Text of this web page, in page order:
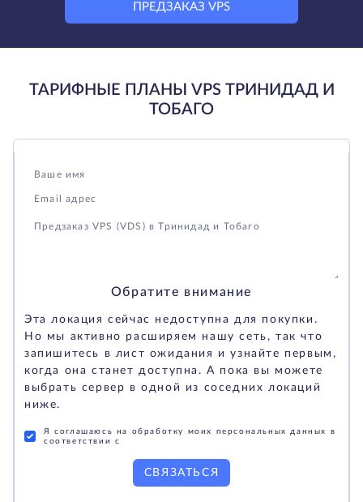
ПРЕДЗАКАЗ VPS
ТАРИФНЫЕ ПЛАНЫ VPS ТРИНИДАД И
ТОБАГО
Обратите внимание
Эта локация сейчас недоступна для покупки.
Но мы активно расширяем нашу сеть, так что
запишитесь в лист ожидания и узнайте первым,
когда она станет доступна. А пока вы можете
выбрать сервер в одной из соседних локаций
ниже.
Я соглашаюсь на обработку моих персональных данных в
соответствии с
СВЯЗАТЬСЯ